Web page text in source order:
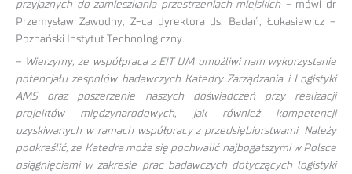
przyjaznych do zamieszkania przestrzeniach miejskich –mówi dr
Przemysław Zawodny, Z-ca dyrektora ds. Badań, Łukasiewicz –
Poznański Instytut Technologiczny.
– Wierzymy, że współpraca z EIT UM umożliwi nam wykorzystanie
potencjału zespołów badawczych Katedry Zarządzania i Logistyki
AMS oraz poszerzenie naszych doświadczeń przy realizacji
projektów międzynarodowych, jak również kompetencji
uzyskiwanych w ramach współpracy z przedsiębiorstwami. Należy
podkreślić, że Katedra może się pochwalić najbogatszymi w Polsce
osiągnięciami w zakresie prac badawczych dotyczących logistyki